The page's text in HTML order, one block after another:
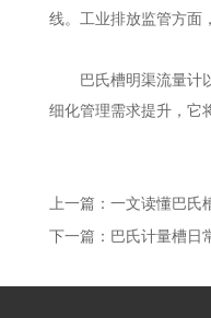
线。工业排放监管方面
巴氏槽明渠流量计以
细化管理需求提升，它
上一篇： 一文读懂巴氏
下一篇： 巴氏计量槽日